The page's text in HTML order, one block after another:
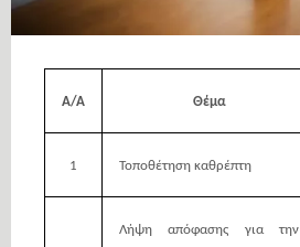
Α/Α Θέμα
1 Τοποθέτηση καθρέπτη
Λήψη απόφασης για την